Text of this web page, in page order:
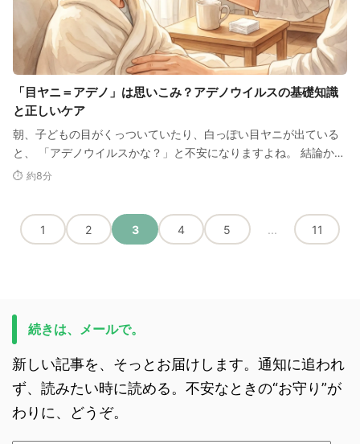
「目ヤニ＝アデノ」は思いこみ？アデノウイルスの基礎知識
と正しいケア
朝、子どもの目がくっついていたり、白っぽい目ヤニが出ている
と、 「アデノウイルスかな？」と不安になりますよね。 結論から
言うと、目ヤニ＝アデ…
⏱ 約8分
1 2 3 4 5 ... 11
続きは、メールで。
新しい記事を、そっとお届けします。通知に追われ
ず、読みたい時に読める。不安なときの“お守り”が
わりに、どうぞ。